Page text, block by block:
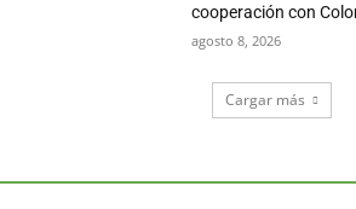
cooperación con
agosto 8, 2026
Cargar más